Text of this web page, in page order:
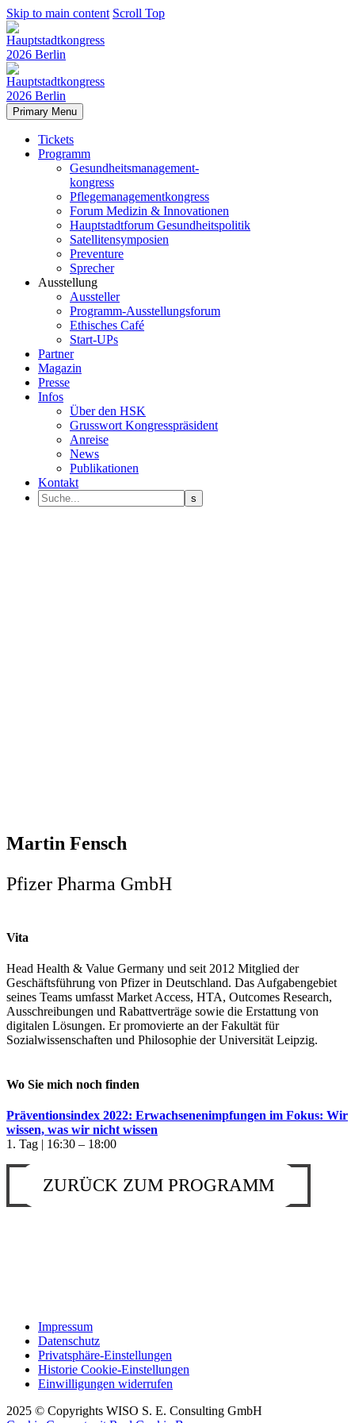
Skip to main content Scroll Top
Primary Menu
Tickets
Programm
Gesundheitsmanagement-
kongress
Pflegemanagementkongress
Forum Medizin & Innovationen
Hauptstadtforum Gesundheitspolitik
Satellitensymposien
Preventure
Sprecher
Ausstellung
Aussteller
Programm-Ausstellungsforum
Ethisches Café
Start-UPs
Partner
Magazin
Presse
Infos
Über den HSK
Grusswort Kongresspräsident
Anreise
News
Publikationen
Kontakt
Martin Fensch
Pfizer Pharma GmbH
Vita
Head Health & Value Germany und seit 2012 Mitglied der
Geschäftsführung von Pfizer in Deutschland. Das Aufgabengebiet
seines Teams umfasst Market Access, HTA, Outcomes Research,
Ausschreibungen und Rabattverträge sowie die Erstattung von
digitalen Lösungen. Er promovierte an der Fakultät für
Sozialwissenschaften und Philosophie der Universität Leipzig.
Wo Sie mich noch finden
Präventionsindex 2022: Erwachsenenimpfungen im Fokus: Wir
wissen, was wir nicht wissen
1. Tag | 16:30 – 18:00
ZURÜCK ZUM PROGRAMM
Impressum
Datenschutz
Privatsphäre-Einstellungen
Historie Cookie-Einstellungen
Einwilligungen widerrufen
2025 © Copyrights WISO S. E. Consulting GmbH